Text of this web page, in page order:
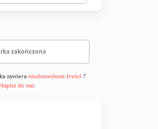
zakończona
zawiera niedozwolone treści?
do nas